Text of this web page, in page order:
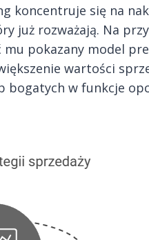
koncentruje się na
już rozważają. Na
mu pokazany model
wartości
bogatych w funkcje